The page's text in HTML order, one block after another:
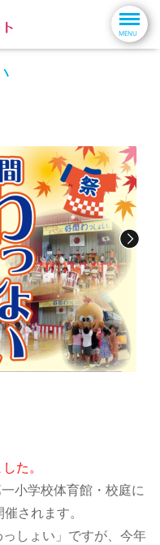
た。
小学校体育館・校庭に
されます。
しょい」ですが、今年